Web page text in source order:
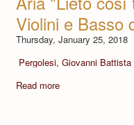
Violini e Basso
Thursday, January 25, 2018
Pergolesi, Giovanni Battista
Read more